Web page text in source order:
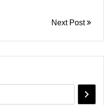
Next Post